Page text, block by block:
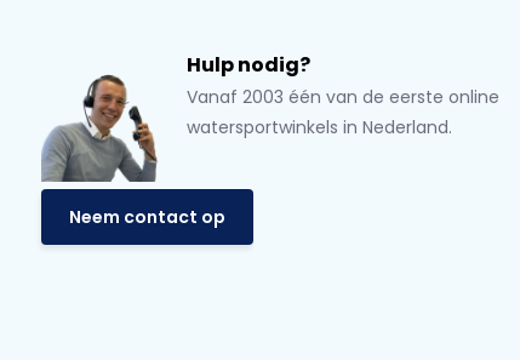
Hulp nodig?
Vanaf 2003 één van de eerste online
watersportwinkels in Nederland.
Neem contact op